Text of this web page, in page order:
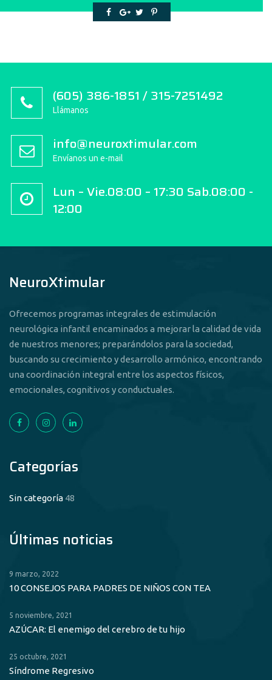
(605) 386-1851 / 315-7251492
Llámanos
info@neuroxtimular.com
Envíanos un e-mail
Lun – Vie.08:00 – 17:30 Sab.08:00 -
12:00
NeuroXtimular
Ofrecemos programas integrales de estimulación
neurológica infantil encaminados a mejorar la calidad de vida
de nuestros menores; preparándolos para la sociedad,
buscando su crecimiento y desarrollo armónico, encontrando
una coordinación integral entre los aspectos físicos,
emocionales, cognitivos y conductuales.
Categorías
Sin categoría 48
Últimas noticias
9 marzo, 2022
10 CONSEJOS PARA PADRES DE NIÑOS CON TEA
5 noviembre, 2021
AZÚCAR: El enemigo del cerebro de tu hijo
25 octubre, 2021
Síndrome Regresivo